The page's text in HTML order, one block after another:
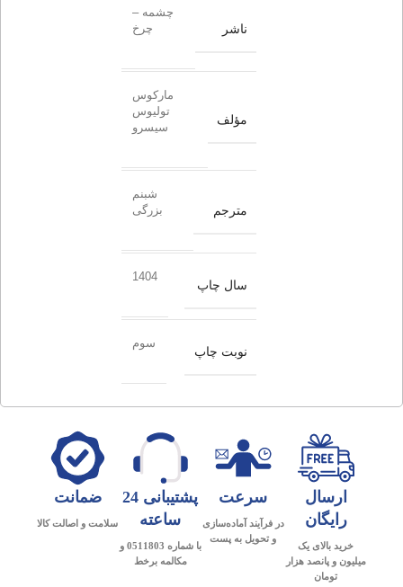
ناشر
چشمه –
چرخ
مؤلف
مارکوس
تولیوس
سیسرو
مترجم
شبنم
بزرگی
سال چاپ
1404
نوبت چاپ
سوم
ارسال
رایگان
خرید بالای یک
میلیون و پانصد هزار
تومان
سرعت
در فرآیند آماده‌سازی
و تحویل به پست
پشتیبانی 24
ساعته
با شماره 0511803 و
مکالمه برخط
ضمانت
سلامت و اصالت کالا